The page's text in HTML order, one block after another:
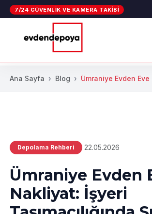
7/24 GÜVENLIK VE KAMERA TAKIBI
Ana Sayfa Blog Ümraniye Evden
Depolama Rehberi 22.05.2026
Ümraniye Evden
Nakliyat: İşyeri